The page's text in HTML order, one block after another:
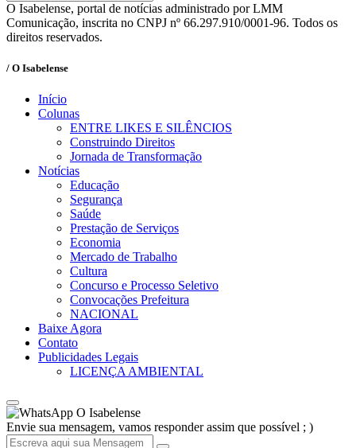
O Isabelense, portal de notícias administrado por LMM
Comunicação, inscrita no CNPJ nº 66.297.910/0001-96. Todos os
direitos reservados.
/ O Isabelense
Início
Colunas
ENTRE LIKES E SILÊNCIOS
Construindo Direitos
Jornada de Transformação
Notícias
Educação
Segurança
Saúde
Prestação de Serviços
Economia
Mercado de Trabalho
Cultura
Concurso e Processo Seletivo
Convocações Prefeitura
NACIONAL
Baixe Agora
Contato
Publicidades Legais
LICENÇA AMBIENTAL
O Isabelense
Envie sua mensagem, vamos responder assim que possível ; )